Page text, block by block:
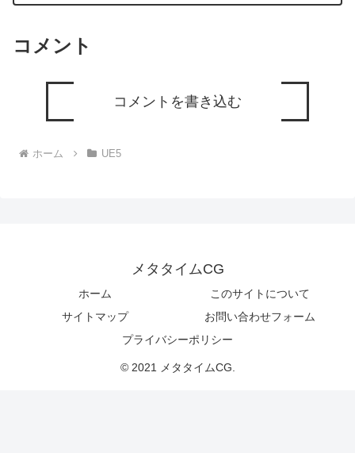
コメント
コメントを書き込む
ホーム UE5
メタタイムCG
ホーム
このサイトについて
サイトマップ
お問い合わせフォーム
プライバシーポリシー
© 2021 メタタイムCG.